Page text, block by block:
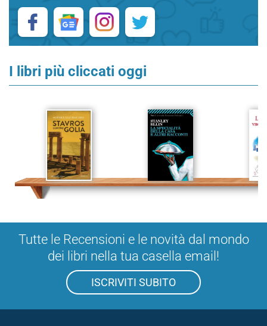
I libri più cliccati oggi
Tutte le Recensioni e le novità dal mondo
dei libri nella tua casella email!
ISCRIVITI SUBITO